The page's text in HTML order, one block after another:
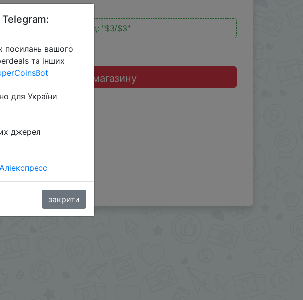
Промокод: "$3/$3"
Перейти до магазину
Telegram:
посилань вашого
та інших
для України
джерел
закрити